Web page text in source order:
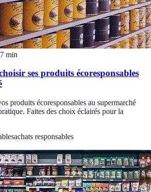
7 min
ses produits écoresponsables
produits écoresponsables au supermarché
Faites des choix éclairés pour la
achats responsables